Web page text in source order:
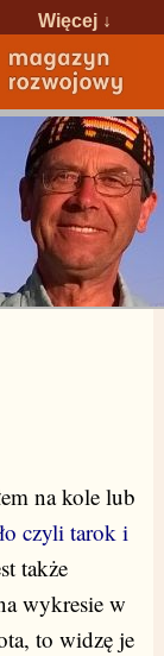
Więcej ↓
na kole lub
czyli tarok i
także
wykresie w
to widzę je